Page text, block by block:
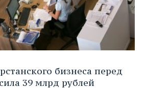
бизнеса перед
39 млрд рублей